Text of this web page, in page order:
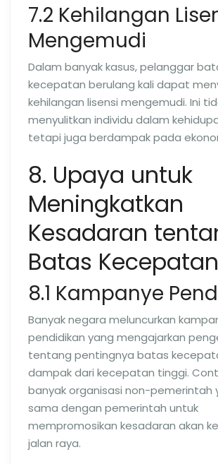
7.2 Kehilangan
Mengemudi
Dalam banyak kasus, pelanggar
kecepatan berulang kali dapat
kehilangan lisensi mengemudi. Ini
menyulitkan individu dalam
tetapi juga berdampak pada
8. Upaya untuk
Meningkatkan
Kesadaran
Batas Kecepatan
8.1 Kampanye
Banyak negara meluncurkan
pendidikan yang mengajarkan
tentang pentingnya batas
dampak dari kecepatan tinggi.
banyak organisasi non-pemerintah
sama dengan pemerintah untuk
mempromosikan kesadaran akan
jalan raya.